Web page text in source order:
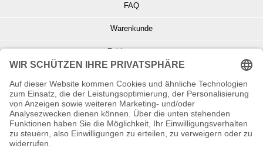
FAQ
Warenkunde
Zahlungsarten
Info zu Elektro- u. Elektronikgeräten
Batterieentsorgung
Informationen zur Echtheit von Kundenbewertungen